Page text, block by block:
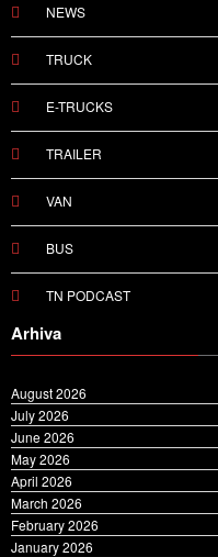
NEWS
TRUCK
E-TRUCKS
TRAILER
VAN
BUS
TN PODCAST
Arhiva
August 2026
July 2026
June 2026
May 2026
April 2026
March 2026
February 2026
January 2026